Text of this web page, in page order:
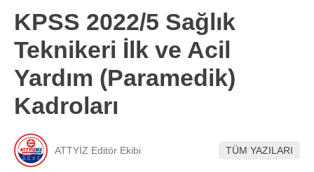
KATEGORİLER
GÜNDEM
112 ACİL
KPSS
PARAMEDİK (AABT)
KPSS 2022/5 Sağlık
Teknikeri İlk ve Acil
Yardım (Paramedik)
Kadroları
ATTYİZ Editör Ekibi TÜM YAZILARI